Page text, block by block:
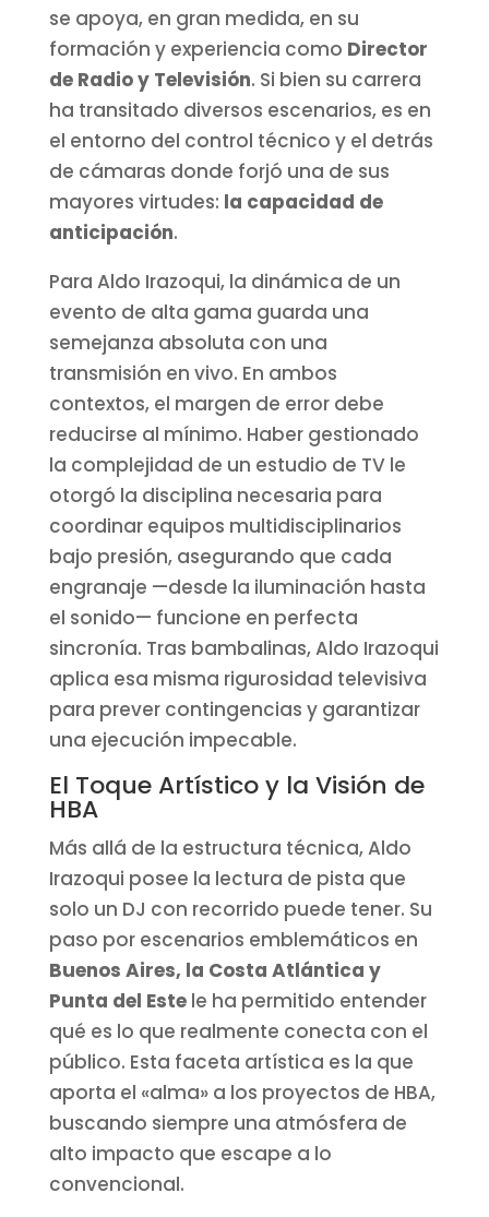
se apoya, en gran medida, en su
formación y experiencia como Director
de Radio y Televisión. Si bien su carrera
ha transitado diversos escenarios, es en
el entorno del control técnico y el detrás
de cámaras donde forjó una de sus
mayores virtudes: la capacidad de
anticipación.
Para Aldo Irazoqui, la dinámica de un
evento de alta gama guarda una
semejanza absoluta con una
transmisión en vivo. En ambos
contextos, el margen de error debe
reducirse al mínimo. Haber gestionado
la complejidad de un estudio de TV le
otorgó la disciplina necesaria para
coordinar equipos multidisciplinarios
bajo presión, asegurando que cada
engranaje —desde la iluminación hasta
el sonido— funcione en perfecta
sincronía. Tras bambalinas, Aldo Irazoqui
aplica esa misma rigurosidad televisiva
para prever contingencias y garantizar
una ejecución impecable.
El Toque Artístico y la Visión de
HBA
Más allá de la estructura técnica, Aldo
Irazoqui posee la lectura de pista que
solo un DJ con recorrido puede tener. Su
paso por escenarios emblemáticos en
Buenos Aires, la Costa Atlántica y
Punta del Estele ha permitido entender
qué es lo que realmente conecta con el
público. Esta faceta artística es la que
aporta el «alma» a los proyectos de HBA,
buscando siempre una atmósfera de
alto impacto que escape a lo
convencional.